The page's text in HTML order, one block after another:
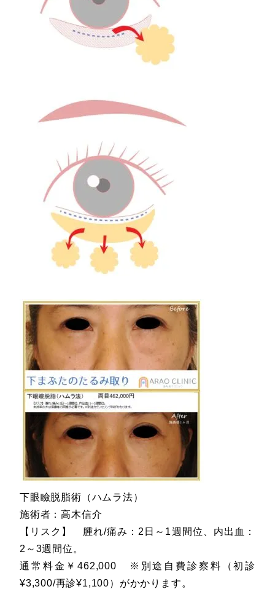
下眼瞼脱脂術（ハムラ法）
施術者：高木信介
【リスク】 腫れ/痛み：2日～1週間位、内出血：
2～3週間位。
通常料金￥462,000 ※別途自費診察料（初診
¥3,300/再診¥1,100）がかかります。